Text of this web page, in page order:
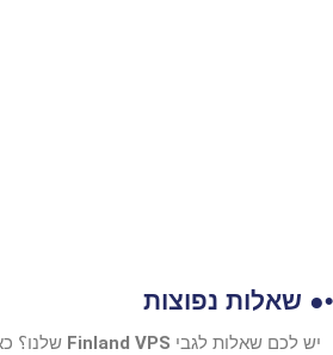
•● שאלות נפוצות
יש לכם שאלות לגבי Finland VPS שלנו؟